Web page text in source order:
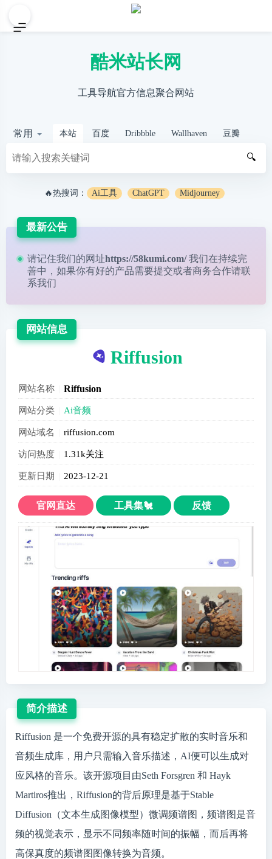
酷米站长网
工具导航官方信息聚合网站
常用 本站 百度 Dribbble Wallhaven 豆瓣
🔍
🔥热搜词： Ai工具 ChatGPT Midjourney
最新公告
请记住我们的网址https://58kumi.com/ 我们在持续完
善中，如果你有好的产品需要提交或者商务合作请联
系我们
网站信息
Riffusion
网站名称 Riffusion
网站分类 Ai音频
网站域名 riffusion.com
访问热度 1.31k关注
更新日期 2023-12-21
官网直达 工具集🐔 反馈
简介描述
Riffusion 是一个免费开源的具有稳定扩散的实时音乐和
音频生成库，用户只需输入音乐描述，AI便可以生成对
应风格的音乐。该开源项目由Seth Forsgren 和 Hayk
Martiros推出，Riffusion的背后原理是基于Stable
Diffusion（文本生成图像模型）微调频谱图，频谱图是音
频的视觉表示，显示不同频率随时间的振幅，而后再将
高保真度的频谱图图像转换为音频。